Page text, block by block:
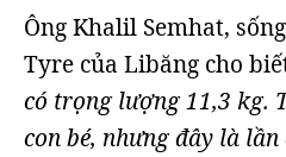
Ông Khalil Semhat,
Tyre của Libăng cho
có trọng lượng 11,3 kg.
con bé, nhưng đây là